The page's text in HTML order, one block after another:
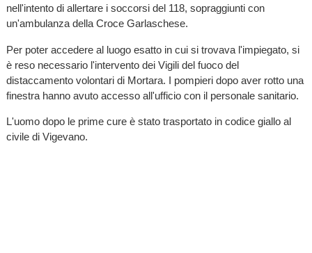
nell'intento di allertare i soccorsi del 118, sopraggiunti con
un'ambulanza della Croce Garlaschese.
Per poter accedere al luogo esatto in cui si trovava l'impiegato, si
è reso necessario l'intervento dei Vigili del fuoco del
distaccamento volontari di Mortara. I pompieri dopo aver rotto una
finestra hanno avuto accesso all'ufficio con il personale sanitario.
L'uomo dopo le prime cure è stato trasportato in codice giallo al
civile di Vigevano.